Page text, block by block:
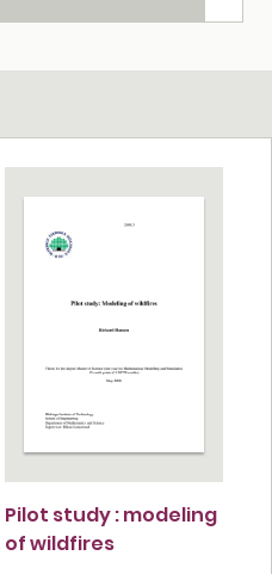
Pilot study : modeling
of wildfires